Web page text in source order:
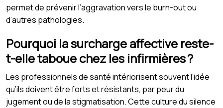
permet de prévenir l’aggravation vers le burn-out ou
d’autres pathologies.
Pourquoi la surcharge affective reste-
t-elle taboue chez les infirmières ?
Les professionnels de santé intériorisent souvent l’idée
qu’ils doivent être forts et résistants, par peur du
jugement ou de la stigmatisation. Cette culture du silence